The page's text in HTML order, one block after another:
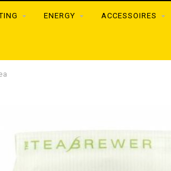
ENERGY ACCESSOIRES